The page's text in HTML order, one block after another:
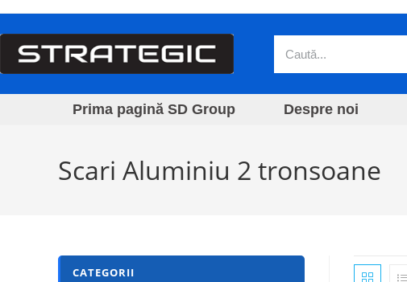
Prima pagină SD Group Despre noi
Scari Aluminiu 2 tronsoane
CATEGORII